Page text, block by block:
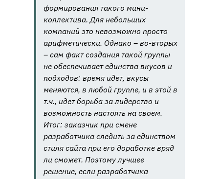
формирования такого мини-
коллектива. Для небольших
компаний это невозможно просто
арифметически. Однако – во-вторых
– сам факт создания такой группы
не обеспечивает единства вкусов и
подходов: время идет, вкусы
меняются, в любой группе, и в этой в
т.ч., идет борьба за лидерство и
возможность настоять на своем.
Итог: заказчик при смене
разработчика следить за единством
стиля сайта при его доработке вряд
ли сможет. Поэтому лучшее
решение, если разработчика